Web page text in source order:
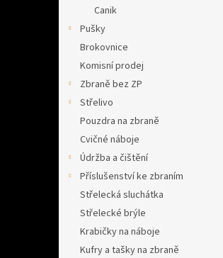
Canik
Pušky
Brokovnice
Komisní prodej
Zbraně bez ZP
Střelivo
Pouzdra na zbraně
Cvičné náboje
Údržba a čištění
Příslušenství ke zbraním
Střelecká sluchátka
Střelecké brýle
Krabičky na náboje
Kufry a tašky na zbraně